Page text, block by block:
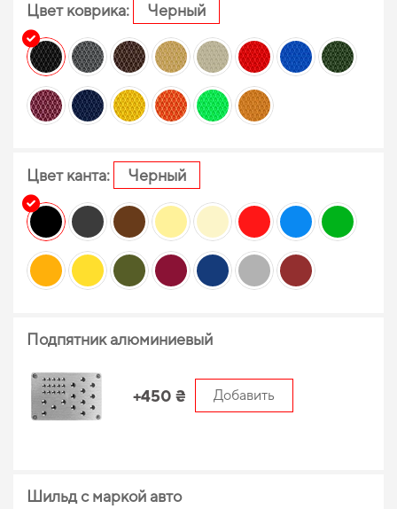
Цвет коврика: Черный
Цвет канта: Черный
Подпятник алюминиевый
+450 ₴ Добавить
Шильд с маркой авто